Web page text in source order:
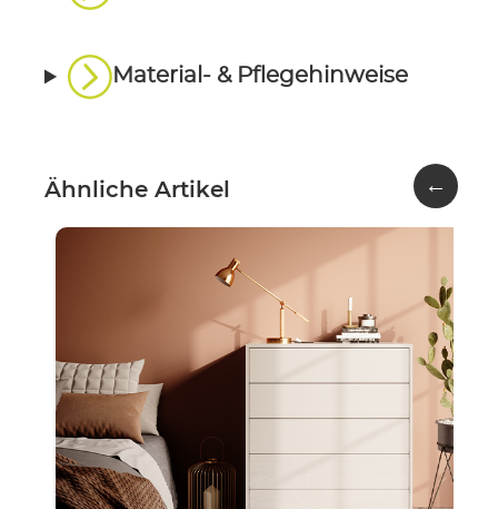
Material- & Pflegehinweise
Ähnliche Artikel ←